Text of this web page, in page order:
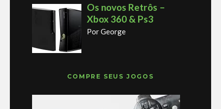
Os novos Retrôs –
Xbox 360 & Ps3
Por George
COMPRE SEUS JOGOS